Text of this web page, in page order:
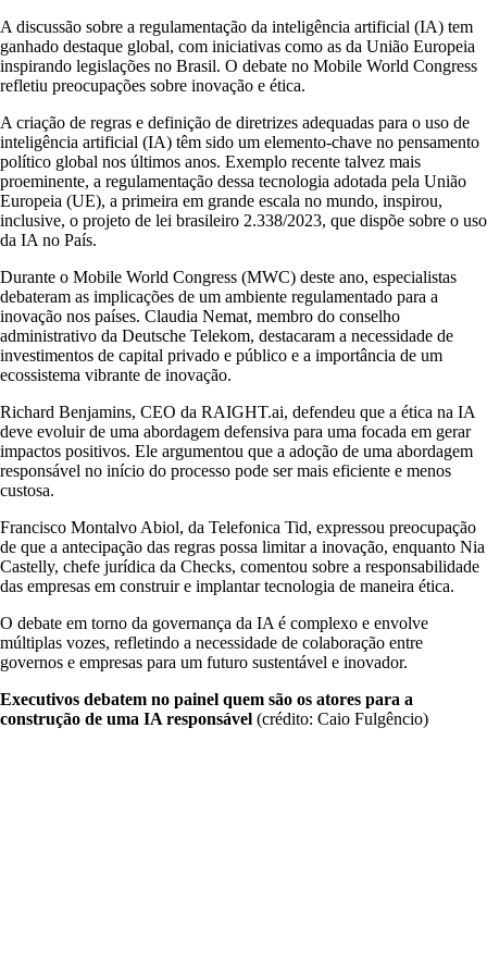
A discussão sobre a regulamentação da inteligência artificial (IA) tem
ganhado destaque global, com iniciativas como as da União Europeia
inspirando legislações no Brasil. O debate no Mobile World Congress
refletiu preocupações sobre inovação e ética.
A criação de regras e definição de diretrizes adequadas para o uso de
inteligência artificial (IA) têm sido um elemento-chave no pensamento
político global nos últimos anos. Exemplo recente talvez mais
proeminente, a regulamentação dessa tecnologia adotada pela União
Europeia (UE), a primeira em grande escala no mundo, inspirou,
inclusive, o projeto de lei brasileiro 2.338/2023, que dispõe sobre o uso
da IA no País.
Durante o Mobile World Congress (MWC) deste ano, especialistas
debateram as implicações de um ambiente regulamentado para a
inovação nos países. Claudia Nemat, membro do conselho
administrativo da Deutsche Telekom, destacaram a necessidade de
investimentos de capital privado e público e a importância de um
ecossistema vibrante de inovação.
Richard Benjamins, CEO da RAIGHT.ai, defendeu que a ética na IA
deve evoluir de uma abordagem defensiva para uma focada em gerar
impactos positivos. Ele argumentou que a adoção de uma abordagem
responsável no início do processo pode ser mais eficiente e menos
custosa.
Francisco Montalvo Abiol, da Telefonica Tid, expressou preocupação
de que a antecipação das regras possa limitar a inovação, enquanto Nia
Castelly, chefe jurídica da Checks, comentou sobre a responsabilidade
das empresas em construir e implantar tecnologia de maneira ética.
O debate em torno da governança da IA é complexo e envolve
múltiplas vozes, refletindo a necessidade de colaboração entre
governos e empresas para um futuro sustentável e inovador.
Executivos debatem no painel quem são os atores para a
construção de uma IA responsável (crédito: Caio Fulgêncio)